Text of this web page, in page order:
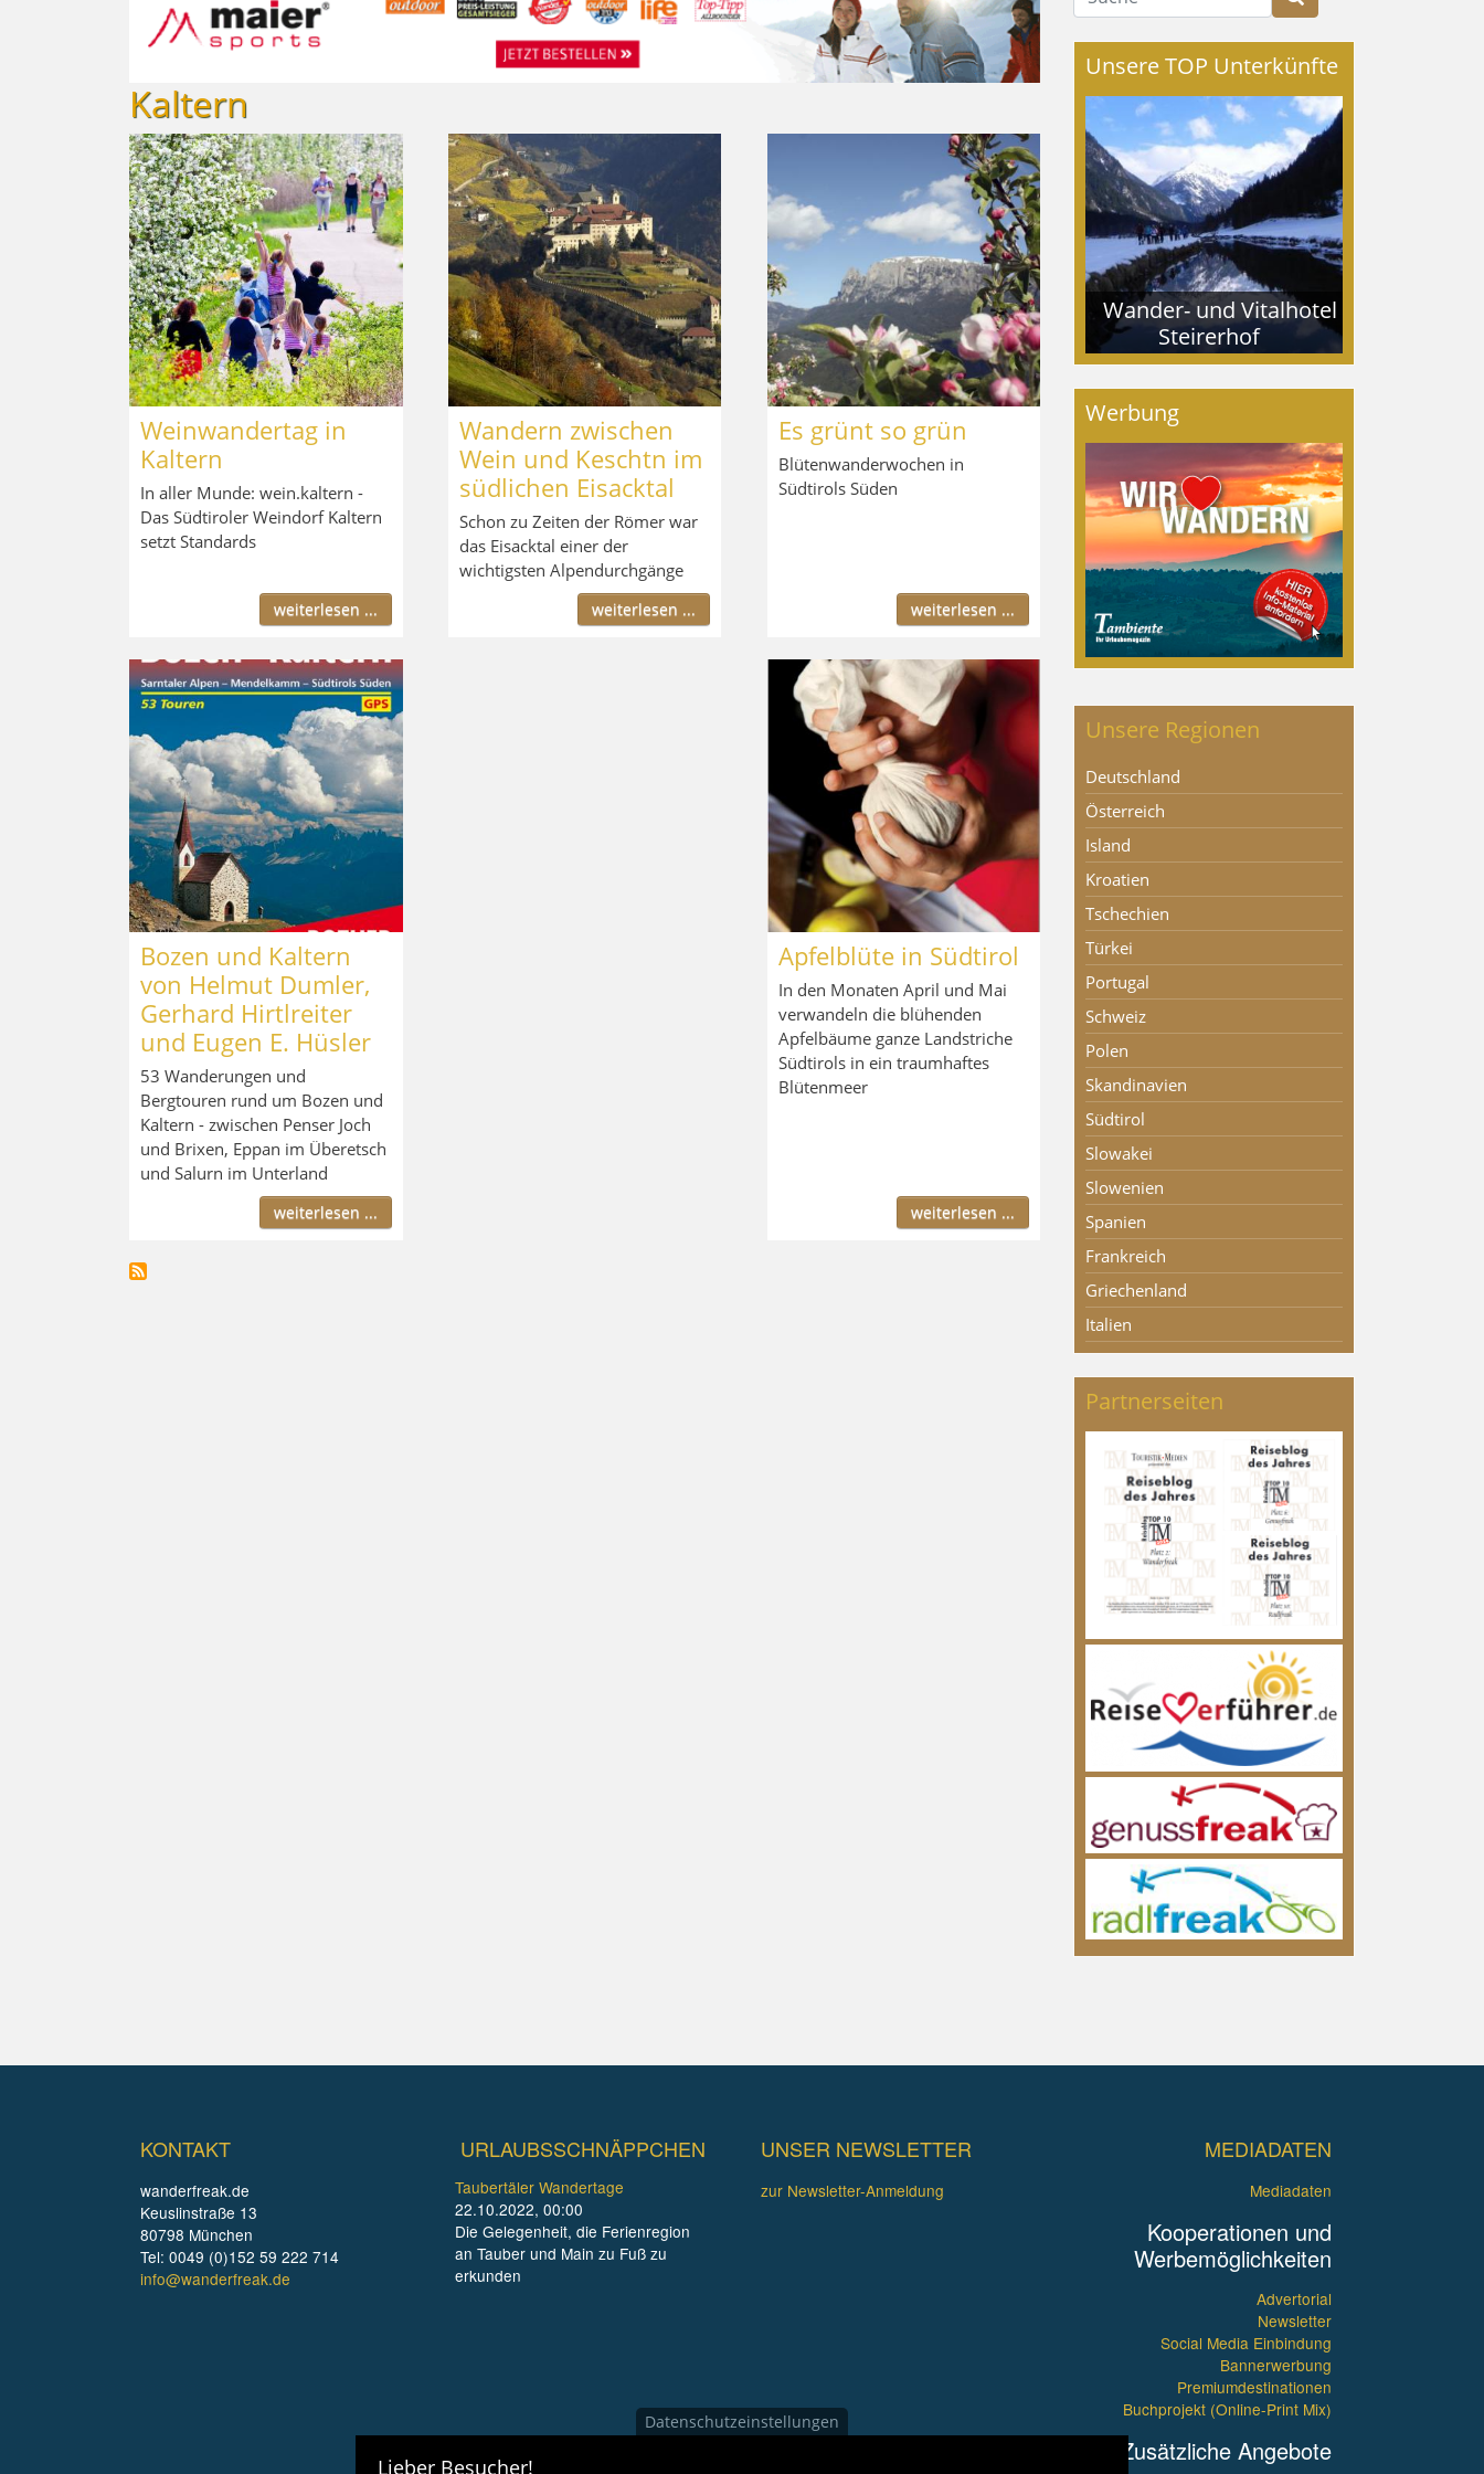
Kaltern
Weinwandertag in
Kaltern
In aller Munde: wein.kaltern -
Das Südtiroler Weindorf Kaltern
setzt Standards
weiterlesen ...
Wandern zwischen
Wein und Keschtn im
südlichen Eisacktal
Schon zu Zeiten der Römer war
das Eisacktal einer der
wichtigsten Alpendurchgänge
weiterlesen ...
Es grünt so grün
Blütenwanderwochen in
Südtirols Süden
weiterlesen ...
Bozen und Kaltern
von Helmut Dumler,
Gerhard Hirtlreiter
und Eugen E. Hüsler
53 Wanderungen und
Bergtouren rund um Bozen und
Kaltern - zwischen Penser Joch
und Brixen, Eppan im Überetsch
und Salurn im Unterland
weiterlesen ...
Apfelblüte in Südtirol
In den Monaten April und Mai
verwandeln die blühenden
Apfelbäume ganze Landstriche
Südtirols in ein traumhaftes
Blütenmeer
weiterlesen ...
Unsere TOP Unterkünfte
Wander- und Vitalhotel
Steirerhof
Werbung
Unsere Regionen
Deutschland
Österreich
Island
Kroatien
Tschechien
Türkei
Portugal
Schweiz
Polen
Skandinavien
Südtirol
Slowakei
Slowenien
Spanien
Frankreich
Griechenland
Italien
Partnerseiten
KONTAKT
wanderfreak.de
Keuslinstraße 13
80798 München
Tel: 0049 (0)152 59 222 714
info@wanderfreak.de
URLAUBSSCHNÄPPCHEN
Taubertäler Wandertage
22.10.2022, 00:00
Die Gelegenheit, die Ferienregion
an Tauber und Main zu Fuß zu
erkunden
UNSER NEWSLETTER
zur Newsletter-Anmeldung
MEDIADATEN
Mediadaten
Kooperationen und
Werbemöglichkeiten
Advertorial
Newsletter
Social Media Einbindung
Bannerwerbung
Premiumdestinationen
Buchprojekt (Online-Print Mix)
Zusätzliche Angebote
Datenschutzeinstellungen
Lieber Besucher!